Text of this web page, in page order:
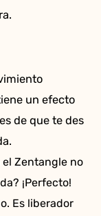
un efecto
de que te des
el Zentangle no
¡Perfecto!
Es liberador